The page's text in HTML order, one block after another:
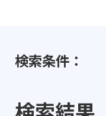
検索条件：